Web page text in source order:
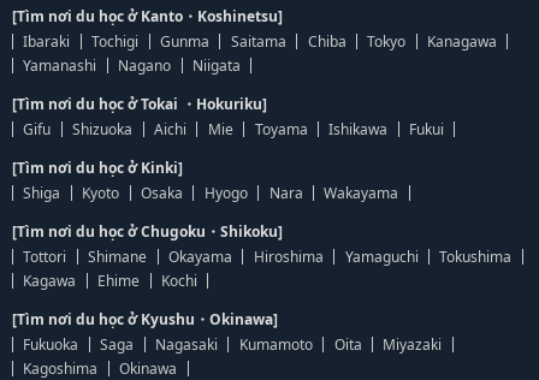
[Tìm nơi du học ở Kanto・Koshinetsu]
Ibaraki
Tochigi Gunma Saitama Chiba Tokyo
Kanagawa
Yamanashi
Nagano
Niigata
[Tìm nơi du học ở Tokai ・Hokuriku]
Gifu
Shizuoka Aichi Mie Toyama Ishikawa
Fukui
[Tìm nơi du học ở Kinki]
Shiga
Kyoto Osaka Hyogo Nara
Wakayama
[Tìm nơi du học ở Chugoku・Shikoku]
Tottori
Shimane Okayama Hiroshima Yamaguchi
Tokushima
Kagawa
Ehime
Kochi
[Tìm nơi du học ở Kyushu・Okinawa]
Fukuoka
Saga Nagasaki Kumamoto Oita
Miyazaki
Kagoshima
Okinawa